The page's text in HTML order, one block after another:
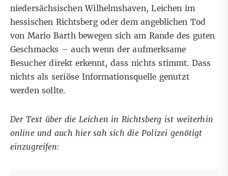
niedersächsischen Wilhelmshaven, Leichen im
hessischen Richtsberg oder dem angeblichen Tod
von Mario Barth bewegen sich am Rande des guten
Geschmacks – auch wenn der aufmerksame
Besucher direkt erkennt, dass nichts stimmt. Dass
nichts als seriöse Informationsquelle genutzt
werden sollte.
Der Text über die Leichen in Richtsberg ist weiterhin
onlineund auch hier sah sich die Polizei genötigt
einzugreifen: